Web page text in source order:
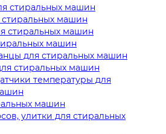
стиральных машин
машин
стиральных машин
машин
для стиральных машин
стиральных машин
температуры для
машин
улитки для стиральных